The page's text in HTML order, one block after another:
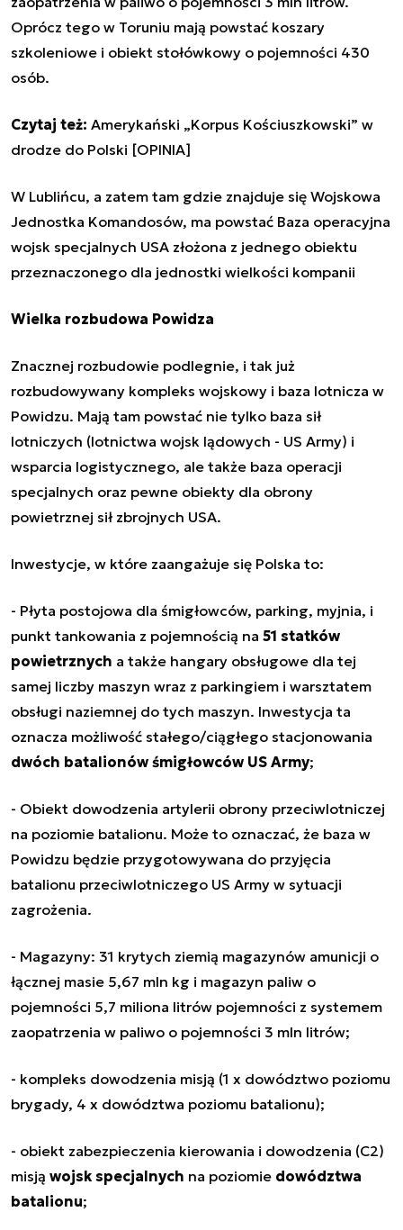
Oprócz tego w Toruniu mają powstać koszary
szkoleniowe i obiekt stołówkowy o pojemności 430
osób.
Czytaj też: Amerykański „Korpus Kościuszkowski” w
drodze do Polski [OPINIA]
W Lublińcu, a zatem tam gdzie znajduje się Wojskowa
Jednostka Komandosów, ma powstać Baza operacyjna
wojsk specjalnych USA złożona z jednego obiektu
przeznaczonego dla jednostki wielkości kompanii
Wielka rozbudowa Powidza
Znacznej rozbudowie podlegnie, i tak już
rozbudowywany kompleks wojskowy i baza lotnicza w
Powidzu. Mają tam powstać nie tylko baza sił
lotniczych (lotnictwa wojsk lądowych - US Army) i
wsparcia logistycznego, ale także baza operacji
specjalnych oraz pewne obiekty dla obrony
powietrznej sił zbrojnych USA.
Inwestycje, w które zaangażuje się Polska to:
- Płyta postojowa dla śmigłowców, parking, myjnia, i
punkt tankowania z pojemnością na 51 statków
powietrznych a także hangary obsługowe dla tej
samej liczby maszyn wraz z parkingiem i warsztatem
obsługi naziemnej do tych maszyn. Inwestycja ta
oznacza możliwość stałego/ciągłego stacjonowania
dwóch batalionów śmigłowców US Army;
- Obiekt dowodzenia artylerii obrony przeciwlotniczej
na poziomie batalionu. Może to oznaczać, że baza w
Powidzu będzie przygotowywana do przyjęcia
batalionu przeciwlotniczego US Army w sytuacji
zagrożenia.
- Magazyny: 31 krytych ziemią magazynów amunicji o
łącznej masie 5,67 mln kg i magazyn paliw o
pojemności 5,7 miliona litrów pojemności z systemem
zaopatrzenia w paliwo o pojemności 3 mln litrów;
- kompleks dowodzenia misją (1 x dowództwo poziomu
brygady, 4 x dowództwa poziomu batalionu);
- obiekt zabezpieczenia kierowania i dowodzenia (C2)
misją wojsk specjalnych na poziomie dowództwa
batalionu;